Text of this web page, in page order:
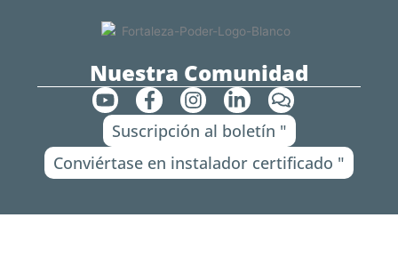
Nuestra Comunidad
Y
o
u
t
u
F
a
c
b
I
n
s
a
L
i
n
e
C
o
m
e
n
Suscripción al boletín "
Conviértase en instalador certificado "